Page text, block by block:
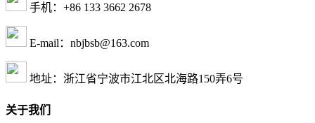
手机：+86 133 3662 2678
E-mail：nbjbsb@163.com
地址：浙江省宁波市江北区北海路150弄6号
关于我们